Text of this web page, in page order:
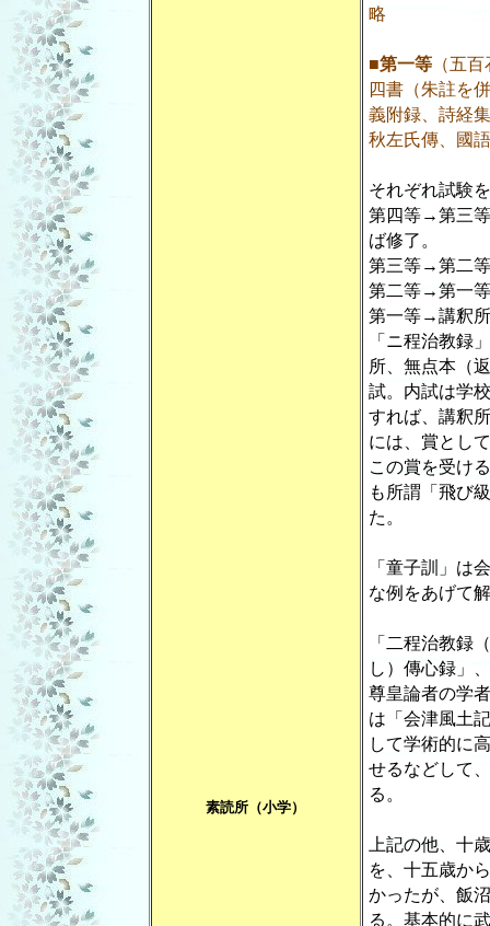
素読所（小学）
略
■第一等（五百
四書（朱註を
義附録、詩経
秋左氏傳、國
それぞれ試験
第四等→第三
ば修了。
第三等→第二
第二等→第一
第一等→講釈
「ニ程治教録
所、無点本（
試。内試は学
すれば、講釈
には、賞とし
この賞を受け
も所謂「飛び
た。
「童子訓」は
な例をあげて
「二程治教録
し）傳心録」
尊皇論者の学
は「会津風土
して学術的に
せるなどして
る。
上記の他、十
を、十五歳か
かったが、飯
る。基本的に